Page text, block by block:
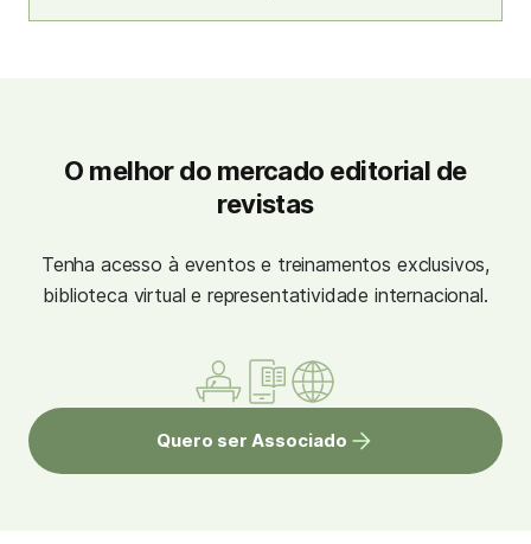
O melhor do mercado editorial de
revistas
Tenha acesso à eventos e treinamentos exclusivos,
biblioteca virtual e representatividade internacional.
Quero ser Associado